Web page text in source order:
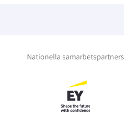
Nationella samarbetspartners